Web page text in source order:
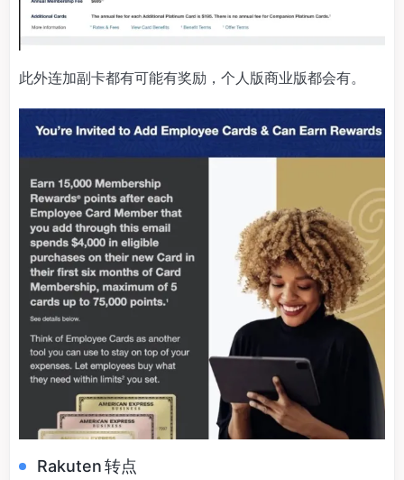
此外连加副卡都有可能有奖励，个人版商业版都会有。
Rakuten 转点